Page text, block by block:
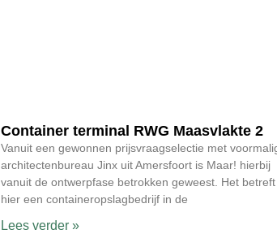
Container terminal RWG Maasvlakte 2
Vanuit een gewonnen prijsvraagselectie met
architectenbureau Jinx uit Amersfoort is Maar! hierbij
vanuit de ontwerpfase betrokken geweest. Het betreft
hier een containeropslagbedrijf in de
Lees verder »